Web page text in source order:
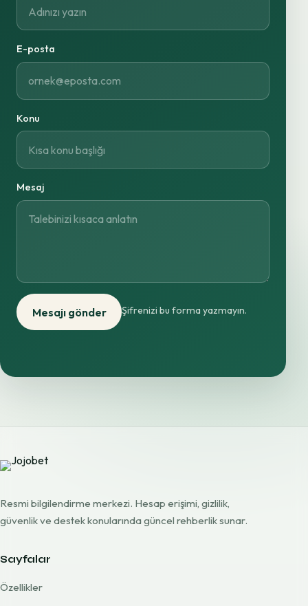
E-posta
Konu
Mesaj
Mesajı gönder Şifrenizi bu forma yazmayın.
Resmi bilgilendirme merkezi. Hesap erişimi, gizlilik,
güvenlik ve destek konularında güncel rehberlik sunar.
Sayfalar
Özellikler